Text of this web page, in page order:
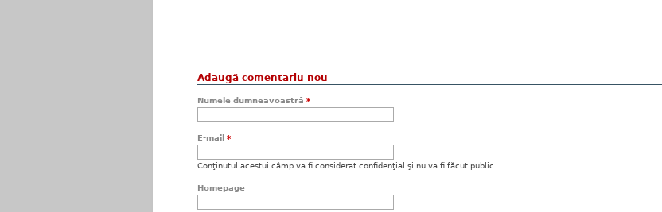
Adaugă comentariu nou
Numele dumneavoastră *
E-mail *
Conţinutul acestui câmp va fi considerat confidenţial şi nu va fi făcut public.
Homepage